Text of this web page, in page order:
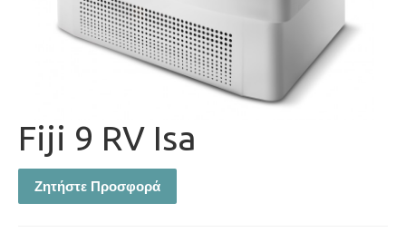
Fiji 9 RV Isa
Ζητήστε Προσφορά